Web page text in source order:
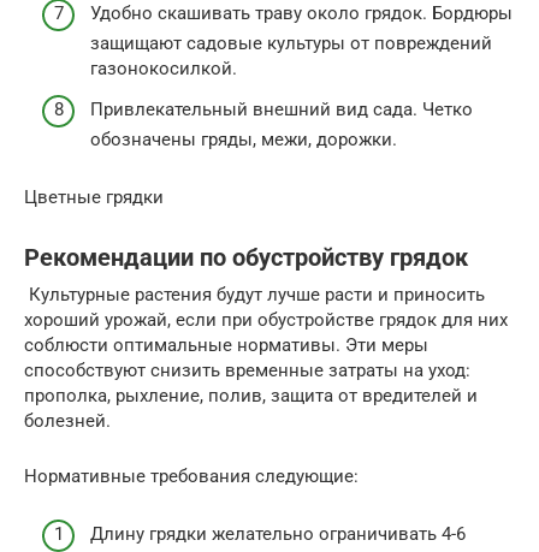
Удобно скашивать траву около грядок. Бордюры
защищают садовые культуры от повреждений
газонокосилкой.
Привлекательный внешний вид сада. Четко
обозначены гряды, межи, дорожки.
Цветные грядки
Рекомендации по обустройству грядок
Культурные растения будут лучше расти и приносить
хороший урожай, если при обустройстве грядок для них
соблюсти оптимальные нормативы. Эти меры
способствуют снизить временные затраты на уход:
прополка, рыхление, полив, защита от вредителей и
болезней.
Нормативные требования следующие:
Длину грядки желательно ограничивать 4-6